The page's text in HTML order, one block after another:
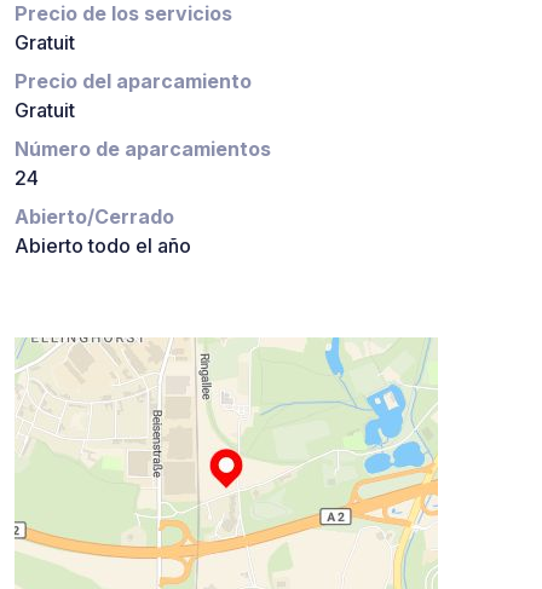
Precio de los servicios
Gratuit
Precio del aparcamiento
Gratuit
Número de aparcamientos
24
Abierto/Cerrado
Abierto todo el año